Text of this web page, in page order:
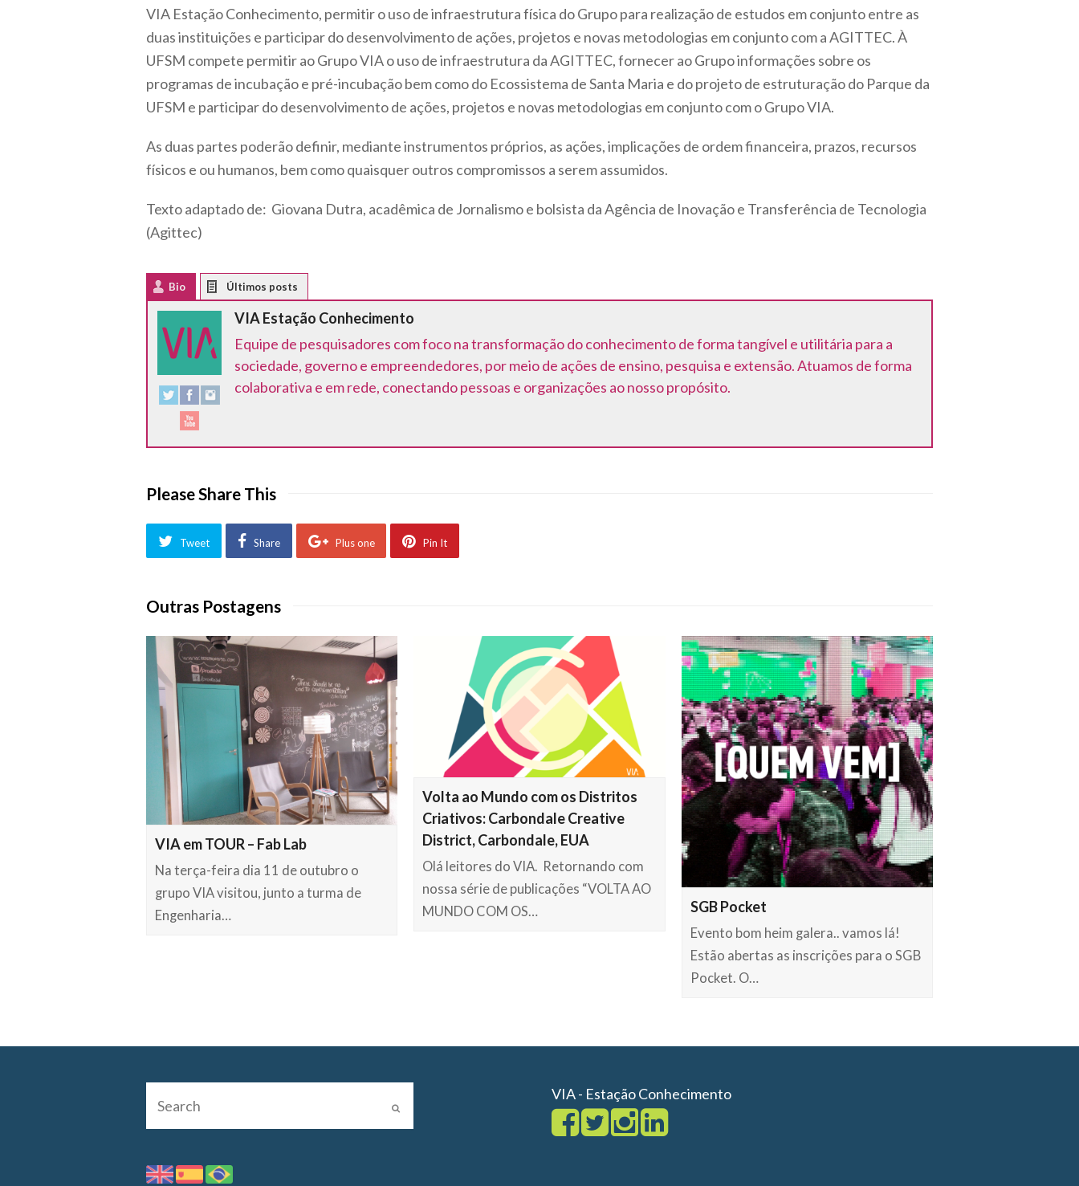
VIA Estação Conhecimento, permitir o uso de infraestrutura física do Grupo para realização de estudos em conjunto entre as
duas instituições e participar do desenvolvimento de ações, projetos e novas metodologias em conjunto com a AGITTEC. À
UFSM compete permitir ao Grupo VIA o uso de infraestrutura da AGITTEC, fornecer ao Grupo informações sobre os
programas de incubação e pré-incubação bem como do Ecossistema de Santa Maria e do projeto de estruturação do Parque da
UFSM e participar do desenvolvimento de ações, projetos e novas metodologias em conjunto com o Grupo VIA.
As duas partes poderão definir, mediante instrumentos próprios, as ações, implicações de ordem financeira, prazos, recursos
físicos e ou humanos, bem como quaisquer outros compromissos a serem assumidos.
Texto adaptado de: Giovana Dutra, acadêmica de Jornalismo e bolsista da Agência de Inovação e Transferência de Tecnologia
(Agittec)
Bio
VIA Estação Conhecimento
Equipe de pesquisadores com foco na transformação do conhecimento de forma tangível e utilitária para a
sociedade, governo e empreendedores, por meio de ações de ensino, pesquisa e extensão. Atuamos de forma
colaborativa e em rede, conectando pessoas e organizações ao nosso propósito.
Please Share This
Tweet Share Plus one Pin It
Outras Postagens
VIA em TOUR – Fab Lab
Na terça-feira dia 11 de outubro o
grupo VIA visitou, junto a turma de
Engenharia…
Volta ao Mundo com os Distritos
Criativos: Carbondale Creative
District, Carbondale, EUA
Olá leitores do VIA. Retornando com
nossa série de publicações “VOLTA AO
MUNDO COM OS…
SGB Pocket
Evento bom heim galera.. vamos lá!
Estão abertas as inscrições para o SGB
Pocket. O…
VIA - Estação Conhecimento